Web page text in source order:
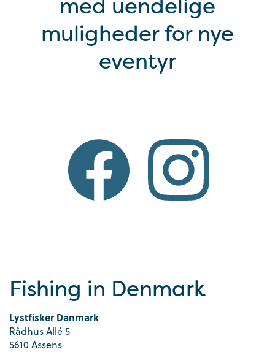
muligheder for nye
eventyr
Fishing in Denmark
Lystfisker Danmark
Rådhus Allé 5
5610 Assens